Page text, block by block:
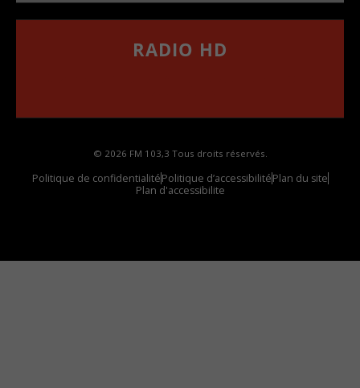
RADIO HD
© 2026 FM 103,3 Tous droits réservés.
Politique de confidentialitéPolitique d’accessibilitéPlan du site
Plan d'accessibilite